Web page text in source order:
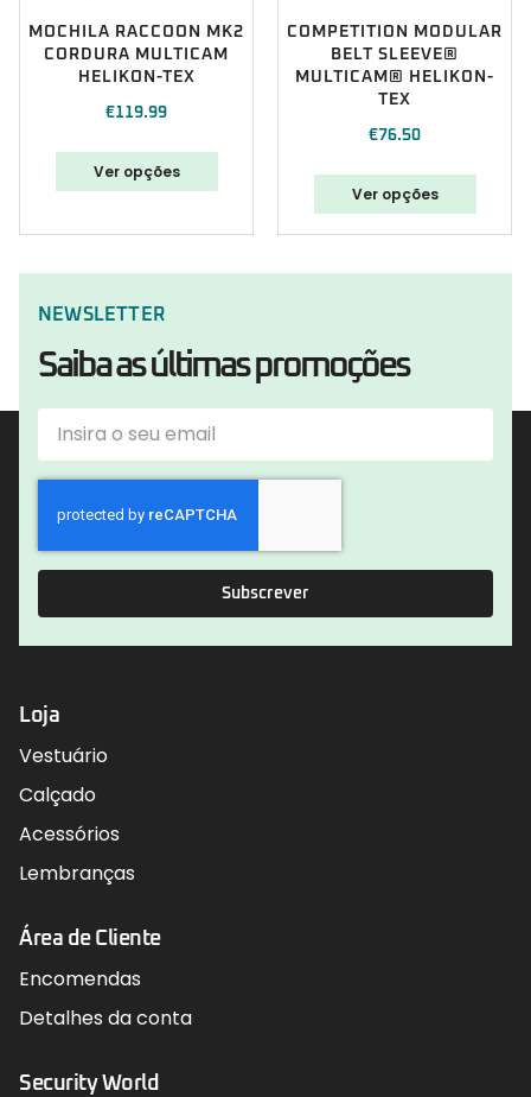
MOCHILA RACCOON MK2
CORDURA MULTICAM
HELIKON-TEX
€119.99
Ver opções
COMPETITION MODULAR
BELT SLEEVE®
MULTICAM® HELIKON-
TEX
€76.50
Ver opções
NEWSLETTER
Saiba as últimas promoções
Subscrever
Loja
Vestuário
Calçado
Acessórios
Lembranças
Área de Cliente
Encomendas
Detalhes da conta
Security World